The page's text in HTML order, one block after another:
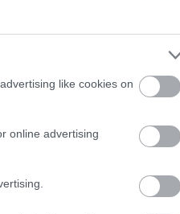
like cookies on
online advertising
Πέσαμε με τα
μικρομεσαία μοντέλα
αγορά. Τώρα όμως οι
να αναδείξουν τα
με μήκος γύρω στα 4,3 μ.